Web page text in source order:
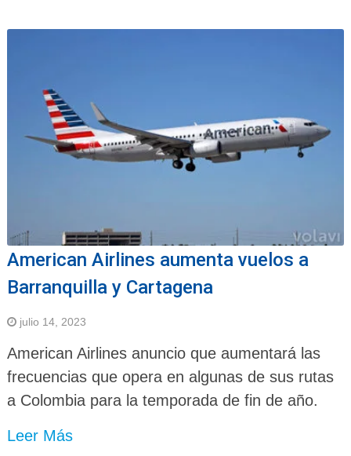
American Airlines aumenta vuelos a
Barranquilla y Cartagena
julio 14, 2023
American Airlines anuncio que aumentará las
frecuencias que opera en algunas de sus rutas
a Colombia para la temporada de fin de año.
Leer Más